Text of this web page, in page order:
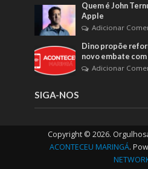
Quem é John
Apple
Adicionar
Dino propõe
novo embate
Adicionar
SIGA-NOS
Copyright © 2026.
ACONTECEU MARINGÁ.